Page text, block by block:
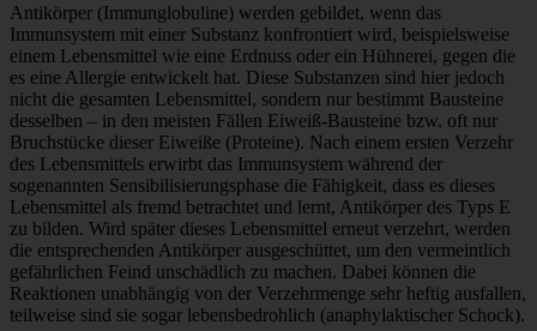
Antikörper (Immunglobuline) werden gebildet, wenn das
Immunsystem mit einer Substanz konfrontiert wird, beispielsweise
einem Lebensmittel wie eine Erdnuss oder ein Hühnerei, gegen die
es eine Allergie entwickelt hat. Diese Substanzen sind hier jedoch
nicht die gesamten Lebensmittel, sondern nur bestimmt Bausteine
desselben – in den meisten Fällen Eiweiß-Bausteine bzw. oft nur
Bruchstücke dieser Eiweiße (Proteine). Nach einem ersten Verzehr
des Lebensmittels erwirbt das Immunsystem während der
sogenannten Sensibilisierungsphase die Fähigkeit, dass es dieses
Lebensmittel als fremd betrachtet und lernt, Antikörper des Typs E
zu bilden. Wird später dieses Lebensmittel erneut verzehrt, werden
die entsprechenden Antikörper ausgeschüttet, um den vermeintlich
gefährlichen Feind unschädlich zu machen. Dabei können die
Reaktionen unabhängig von der Verzehrmenge sehr heftig ausfallen,
teilweise sind sie sogar lebensbedrohlich (anaphylaktischer Schock).